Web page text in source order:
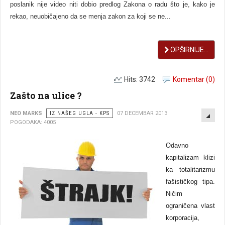
poslanik nije video niti dobio predlog Zakona o radu što je, kako je
rekao, neuobičajeno da se menja zakon za koji se ne...
OPŠIRNIJE...
Komentar (0)
Hits: 3742
Zašto na ulice ?
NEO MARKS IZ NAŠEG UGLA - KPS
07 DECEMBAR 2013
POGODAKA: 4005
Odavno
kapitalizam klizi
ka totalitarizmu
fašističkog tipa.
Ničim
ograničena vlast
korporacija,